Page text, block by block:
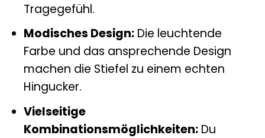
Tragegefühl.
Modisches Design:Die leuchtende
Farbe und das ansprechende Design
machen die Stiefel zu einem echten
Hingucker.
Vielseitige
Kombinationsmöglichkeiten:Du